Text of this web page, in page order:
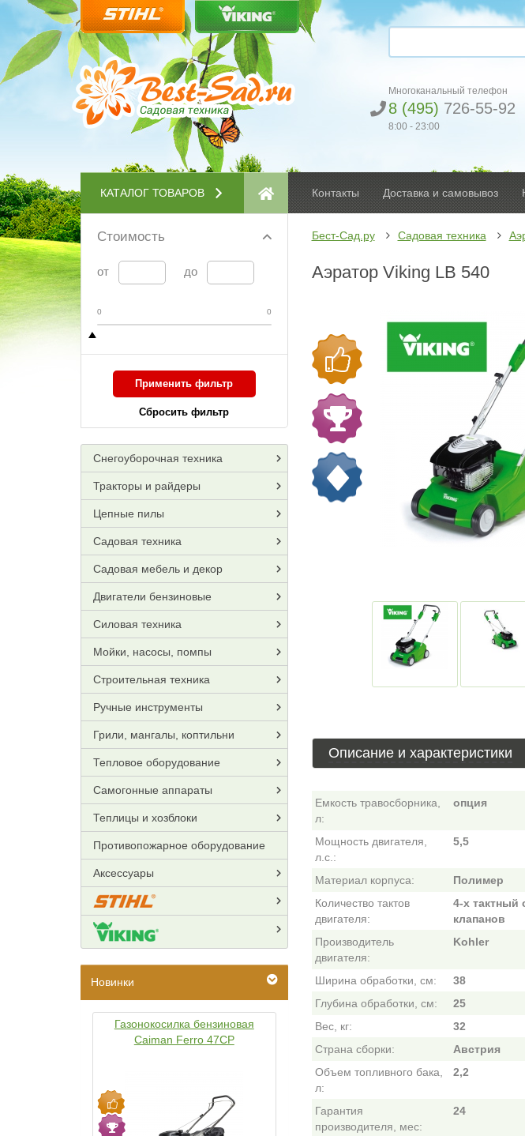
Многоканальный телефон
8 (495) 726-55-92
8:00 - 23:00
КАТАЛОГ ТОВАРОВ Контакты Доставка и самовывоз
Стоимость
от до
0 0
Применить фильтр
Сбросить фильтр
Снегоуборочная техника
Тракторы и райдеры
Цепные пилы
Садовая техника
Садовая мебель и декор
Двигатели бензиновые
Силовая техника
Мойки, насосы, помпы
Строительная техника
Ручные инструменты
Грили, мангалы, коптильни
Тепловое оборудование
Самогонные аппараты
Теплицы и хозблоки
Противопожарное оборудование
Аксессуары
Новинки
Газонокосилка бензиновая
Caiman Ferro 47CP
Бест-Сад.ру Садовая техника
Аэратор Viking LB 540
Описание и характеристики
Емкость травосборника,
л:
опция
Мощность двигателя,
л.с.:
5,5
Материал корпуса:
Полимер
Количество тактов
двигателя:
4-х тактный
клапанов
Производитель
двигателя:
Kohler
Ширина обработки, см:
38
Глубина обработки, см:
25
Вес, кг:
32
Страна сборки:
Австрия
Объем топливного бака,
л:
2,2
Гарантия
производителя, мес:
24